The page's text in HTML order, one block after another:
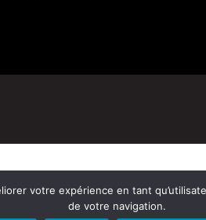
votre expérience en tant
de votre navigation.